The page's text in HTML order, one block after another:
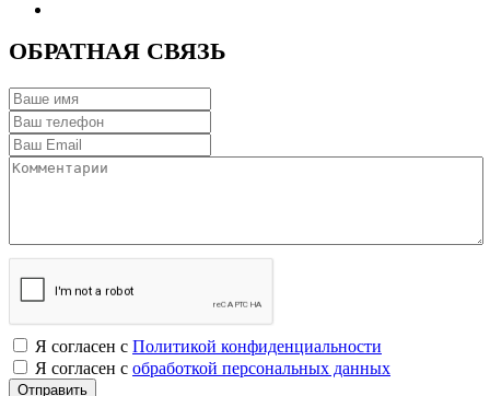
ОБРАТНАЯ СВЯЗЬ
Я согласен с Политикой конфиденциальности
Я согласен с обработкой персональных данных